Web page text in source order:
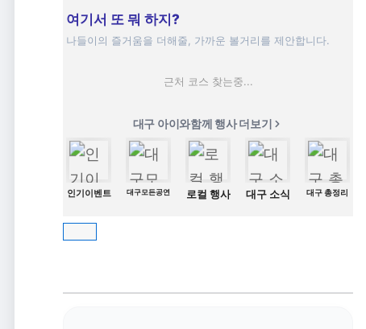
여기서 또 뭐 하지?
나들이의 즐거움을 더해줄, 가까운 볼거리를 제안합니다.
근처 코스 찾는중...
대구 아이와함께 행사 더보기
인기이벤트 대구모든공연 로컬 행사 대구 소식 대구 총정리